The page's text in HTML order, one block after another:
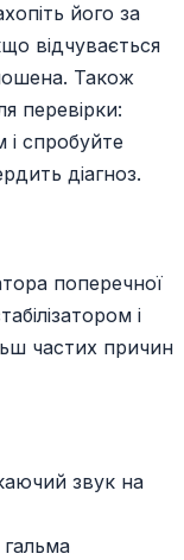
його за
відчувається
Також
перевірки:
і спробуйте
діагноз.
поперечної
і
частих причин
звук на
гальма